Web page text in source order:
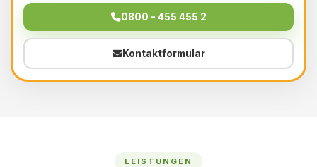
0800 - 455 455 2
Kontaktformular
LEISTUNGEN